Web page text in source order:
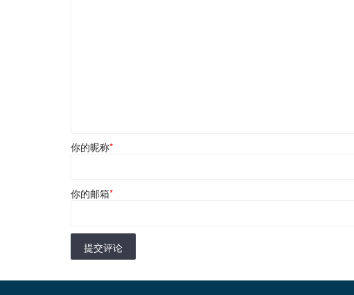
你的昵称*
你的邮箱*
提交评论